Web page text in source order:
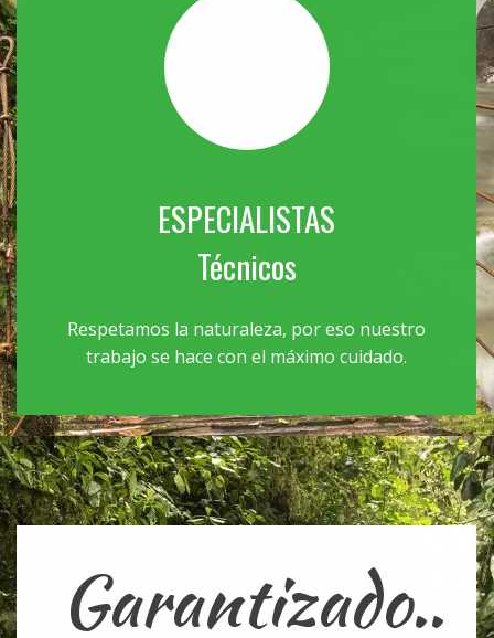
ESPECIALISTAS
Técnicos
Respetamos la naturaleza, por eso nuestro
trabajo se hace con el máximo cuidado.
Garantizado..